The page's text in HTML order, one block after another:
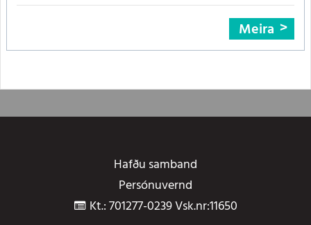
Meira
Hafðu samband
Persónuvernd
Kt.: 701277-0239 Vsk.nr:11650